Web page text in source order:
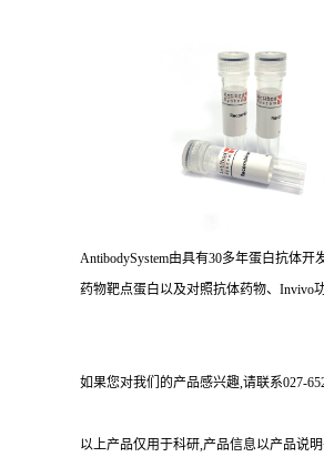
AntibodySystem由具有30多年蛋白抗体
药物靶点蛋白以及对照抗体药物、Invivo
如果您对我们的产品感兴趣,请联系027-
以上产品仅用于科研,产品信息以产品说